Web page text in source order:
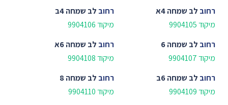
רחוב לב שמחה 4א
מיקוד 9904105
רחוב לב שמחה 4ב
מיקוד 9904106
רחוב לב שמחה 6
מיקוד 9904107
רחוב לב שמחה 6א
מיקוד 9904108
רחוב לב שמחה 6ב
מיקוד 9904109
רחוב לב שמחה 8
מיקוד 9904110